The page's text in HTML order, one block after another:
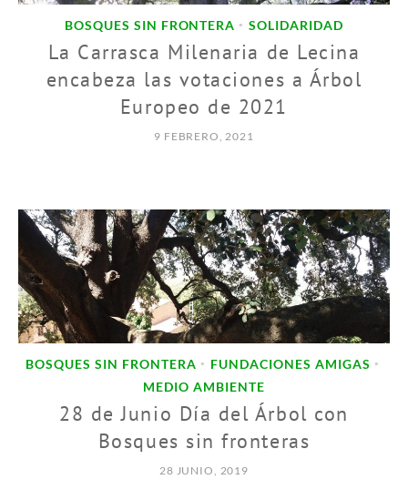
BOSQUES SIN FRONTERA • SOLIDARIDAD
La Carrasca Milenaria de Lecina
encabeza las votaciones a Árbol
Europeo de 2021
9 FEBRERO, 2021
BOSQUES SIN FRONTERA • FUNDACIONES AMIGAS •
MEDIO AMBIENTE
28 de Junio Día del Árbol con
Bosques sin fronteras
28 JUNIO, 2019